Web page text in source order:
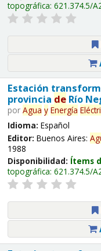
topográfica: 621.374.5/
Estación
provincia deRío
por Agua y Energía
Idioma: Español
Editor: Buenos Aires:
1988
Disponibilidad: Ítems
topográfica: 621.374.5/